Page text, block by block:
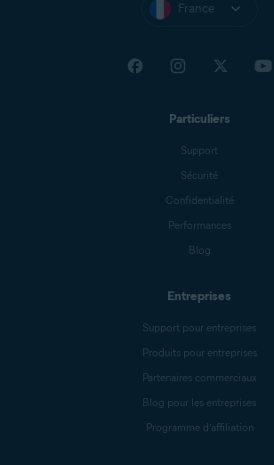
France
Particuliers
Support
Sécurité
Confidentialité
Performances
Blog
Entreprises
Support pour entreprises
Produits pour entreprises
Partenaires commerciaux
Blog pour les entreprises
Programme d’affiliation